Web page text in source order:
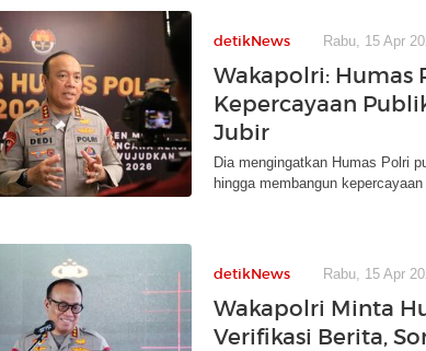
detikNews Rabu, 15 Apr
Wakapolri: Humas
Kepercayaan
Jubir
Dia mengingatkan Humas Polri
hingga membangun
detikNews Rabu, 15 Apr
Wakapolri Minta
Verifikasi Berita,